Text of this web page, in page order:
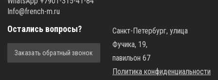
Info@french-m.ru
Остались вопросы?
Заказать обратный звонок
Санкт-Петербург, улица
Фучика, 19,
павильон 67
Политика конфиденциальности